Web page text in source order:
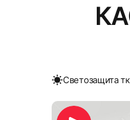
Cветозащита